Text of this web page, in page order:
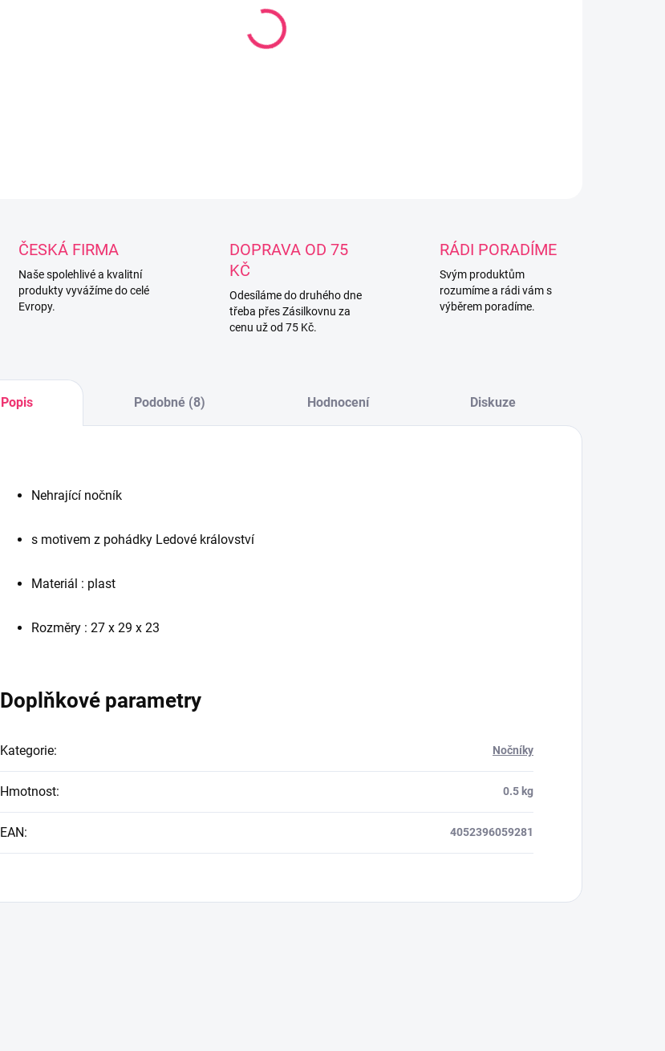
ČESKÁ FIRMA
Naše spolehlivé a kvalitní
produkty vyvážíme do celé
Evropy.
DOPRAVA OD 75
KČ
Odesíláme do druhého dne
třeba přes Zásilkovnu za
cenu už od 75 Kč.
RÁDI PORADÍME
Svým produktům
rozumíme a rádi vám s
výběrem poradíme.
Popis Podobné (8) Hodnocení Diskuze
Nehrající nočník
s motivem z pohádky Ledové království
Materiál : plast
Rozměry : 27 x 29 x 23
Doplňkové parametry
Kategorie: Nočníky
Hmotnost: 0.5 kg
EAN: 4052396059281